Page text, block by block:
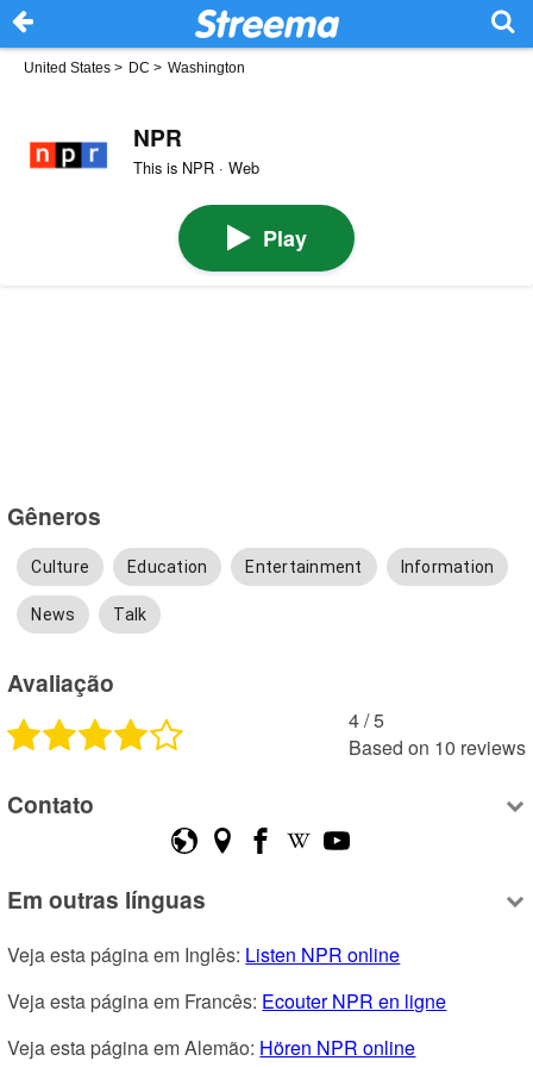
United States > DC > Washington
NPR
This is NPR · Web
Play
Gêneros
Culture Education Entertainment Information
News Talk
Avaliação
4 /5
Based on 10 reviews
Contato
Em outras línguas
Veja esta página em Inglês: Listen NPR online
Veja esta página em Francês: Ecouter NPR en ligne
Veja esta página em Alemão: Hören NPR online